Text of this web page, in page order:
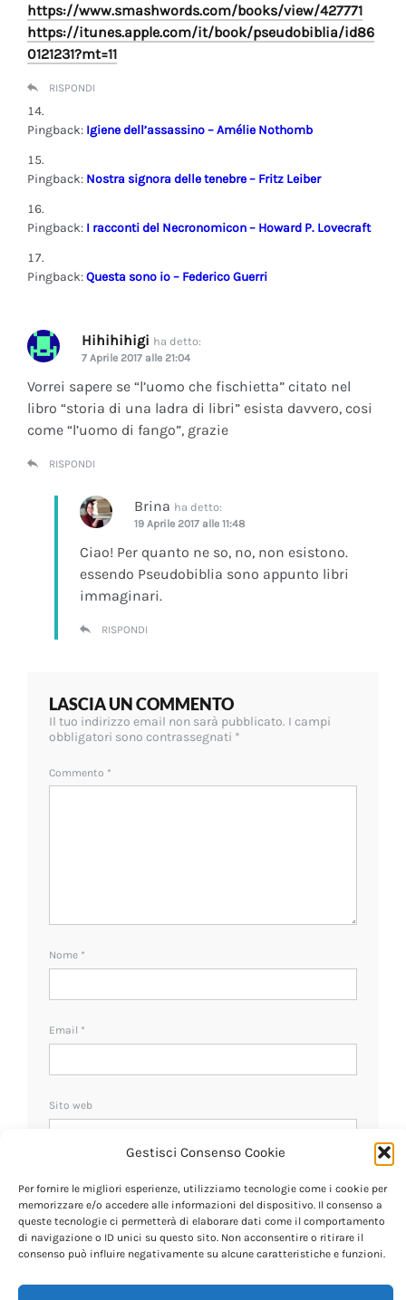
Gestisci Consenso Cookie
Per fornire le migliori esperienze, utilizziamo tecnologie come i cookie per
memorizzare e/o accedere alle informazioni del dispositivo. Il consenso a
queste tecnologie ci permetterà di elaborare dati come il comportamento
di navigazione o ID unici su questo sito. Non acconsentire o ritirare il
consenso può influire negativamente su alcune caratteristiche e funzioni.
https://www.smashwords.com/books/view/427771
https://itunes.apple.com/it/book/pseudobiblia/id86
0121231?mt=11
RISPONDI
Pingback: Igiene dell’assassino – Amélie Nothomb
Pingback: Nostra signora delle tenebre – Fritz Leiber
Pingback: I racconti del Necronomicon – Howard P. Lovecraft
Pingback:Questa sono io – Federico Guerri
Hihihihigi ha detto:
7 Aprile 2017 alle 21:04
Vorrei sapere se “l’uomo che fischietta” citato nel
libro “storia di una ladra di libri” esista davvero, cosi
come “l’uomo di fango”, grazie
RISPONDI
Brina ha detto:
19 Aprile 2017 alle 11:48
Ciao! Per quanto ne so, no, non esistono.
essendo Pseudobiblia sono appunto libri
immaginari.
RISPONDI
LASCIA UN COMMENTO
Il tuo indirizzo email non sarà pubblicato. I campi
obbligatori sono contrassegnati *
Commento *
Nome *
Email *
Sito web